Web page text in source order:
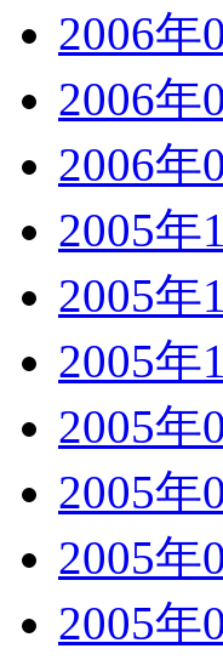
2006年
2006年
2006年
2005年
2005年
2005年
2005年
2005年
2005年
2005年